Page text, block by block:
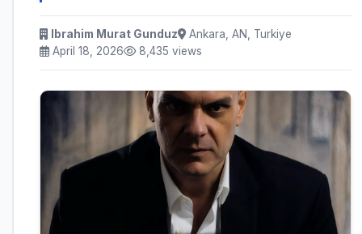
Ibrahim Murat Gunduz
Ankara, AN, Turkiye
April 18, 2026
8,435 views